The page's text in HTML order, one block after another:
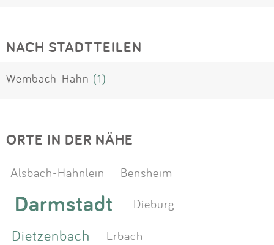
NACH STADTTEILEN
Wembach-Hahn (1)
ORTE IN DER NÄHE
Alsbach-Hähnlein Bensheim
Darmstadt Dieburg
Dietzenbach Erbach